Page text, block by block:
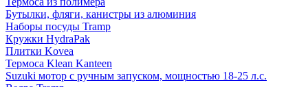
Бутылки, фляги, канистры из алюминия
Наборы посуды Tramp
Кружки HydraPak
Плитки Kovea
Термоса Klean Kanteen
Suzuki мотор с ручным запуском, мощностью 18-25 л.с.